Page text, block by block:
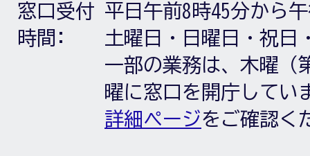
窓口受付
時間:
平日午前8時45分から
土曜日・日曜日・祝日
一部の業務は、木曜（
曜に窓口を開庁してい
詳細ページをご確認く